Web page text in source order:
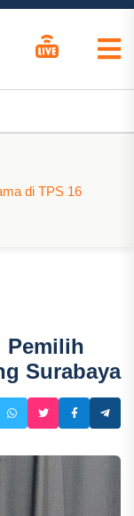
di TPS 16
Pemilih
Surabaya